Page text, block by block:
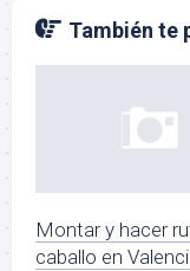
También te
Montar y hacer
caballo en